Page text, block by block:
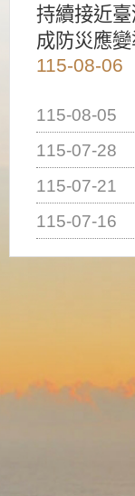
持續接近
成防災應
115-08-06
115-08-05
115-07-28
115-07-21
115-07-16